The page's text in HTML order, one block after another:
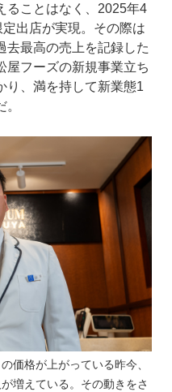
ることはなく、2025年4
出店が実現。その際は
去最高の売上を記録した
屋フーズの新規事業立ち
り、満を持して新業態1
価格が上がっている昨今、
増えている。その動きをさ